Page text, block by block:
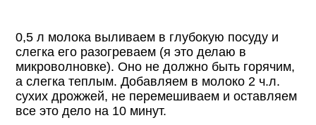
0,5 л молока выливаем в глубокую посуду и
слегка его разогреваем (я это делаю в
микроволновке). Оно не должно быть горячим,
а слегка теплым. Добавляем в молоко 2 ч.л.
сухих дрожжей, не перемешиваем и оставляем
все это дело на 10 минут.